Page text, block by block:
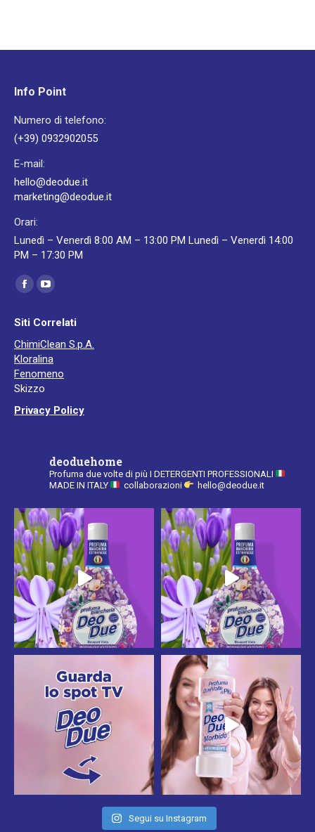
Info Point
Numero di telefono:
(+39) 0932902055
E-mail:
hello@deodue.it
marketing@deodue.it
Orari:
Lunedì – Venerdì 8:00 AM – 13:00 PM Lunedì – Venerdì 14:00
PM – 17:30 PM
Ci puoi trovare su:
Facebook
opens
in
new
window
YouTube
opens
in
new
Siti Correlati
ChimiClean S.p.A.
Kloralina
Fenomeno
Skizzo
Privacy Policy
deoduehome
Profuma due volte di più I DETERGENTI PROFESSIONALI
MADE IN ITALY
collaborazioni hello@deodue.it
Segui su Instagram